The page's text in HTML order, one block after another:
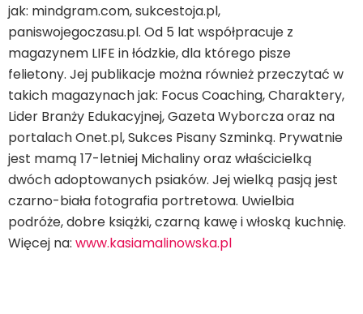
jak: mindgram.com, sukcestoja.pl,
paniswojegoczasu.pl. Od 5 lat współpracuje z
magazynem LIFE in łódzkie, dla którego pisze
felietony. Jej publikacje można również przeczytać w
takich magazynach jak: Focus Coaching, Charaktery,
Lider Branży Edukacyjnej, Gazeta Wyborcza oraz na
portalach Onet.pl, Sukces Pisany Szminką. Prywatnie
jest mamą 17-letniej Michaliny oraz właścicielką
dwóch adoptowanych psiaków. Jej wielką pasją jest
czarno-biała fotografia portretowa. Uwielbia
podróże, dobre książki, czarną kawę i włoską kuchnię.
Więcej na: www.kasiamalinowska.pl